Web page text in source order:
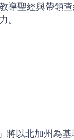
導聖經與帶領查
。
將以北加州為